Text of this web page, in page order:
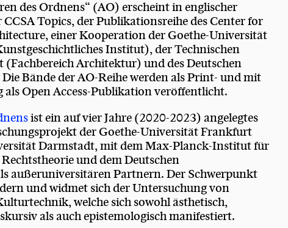
des Ordnens“ (AO) erscheint in englischer
Topics, der Publikationsreihe des Center for
einer Kooperation der Goethe-Universität
Institut), der Technischen
Architektur) und des Deutschen
Bände der AO-Reihe werden als Print- und mit
als Open Access-Publikation veröffentlicht.
ist ein auf vier Jahre (2020-2023) angelegtes
der Goethe-Universität Frankfurt
Darmstadt, mit dem Max-Planck-Institut für
und dem Deutschen
außeruniversitären Partnern. Der Schwerpunkt
und widmet sich der Untersuchung von
welche sich sowohl ästhetisch,
als auch epistemologisch manifestiert.